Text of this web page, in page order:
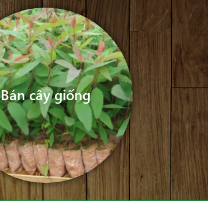
Bán cây giống